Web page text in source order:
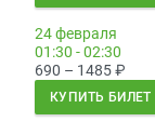
24 февраля
01:30 - 02:30
690 – 1485₽
КУПИТЬ БИЛЕТ